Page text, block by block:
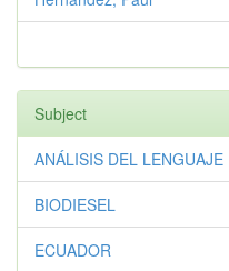
Subject
ANÁLISIS DEL LENGUAJE
BIODIESEL
ECUADOR